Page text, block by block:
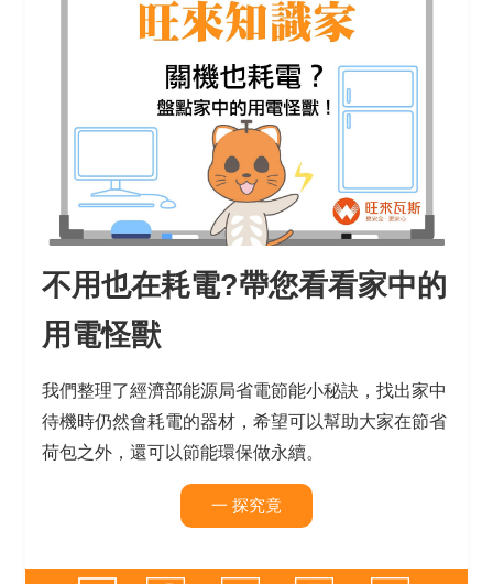
不用也在耗電?帶您看看家中的
用電怪獸
我們整理了經濟部能源局省電節能小秘訣，找出家中
待機時仍然會耗電的器材，希望可以幫助大家在節省
荷包之外，還可以節能環保做永續。
一 探究竟